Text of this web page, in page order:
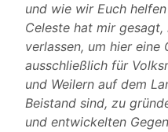
und wie wir Euch
Celeste hat mir gesagt,
verlassen, um hier eine
ausschließlich für
und Weilern auf dem
Beistand sind, zu
und entwickelten